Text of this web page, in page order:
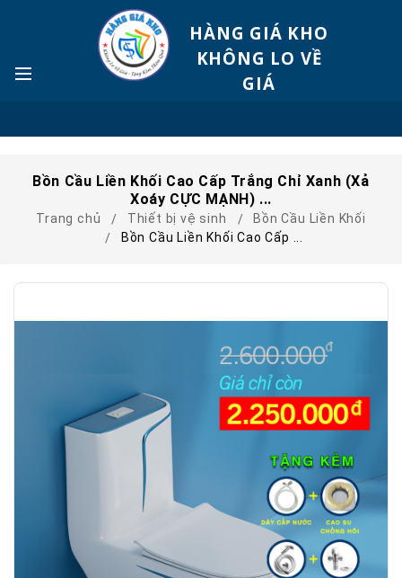
HÀNG GIÁ KHO
KHÔNG LO VỀ
GIÁ
Bồn Cầu Liền Khối Cao Cấp Trắng Chỉ Xanh (Xả
Xoáy CỰC MẠNH) ...
Trang chủ Thiết bị vệ sinh
Bồn Cầu Liền Khối
Bồn Cầu Liền Khối Cao Cấp ...